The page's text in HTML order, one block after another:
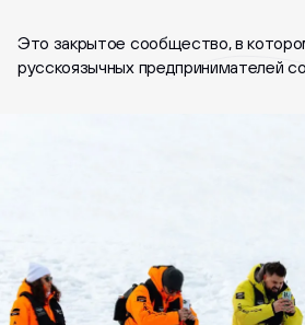
Это закрытое сообщество, в
русскоязычных предпринимателей